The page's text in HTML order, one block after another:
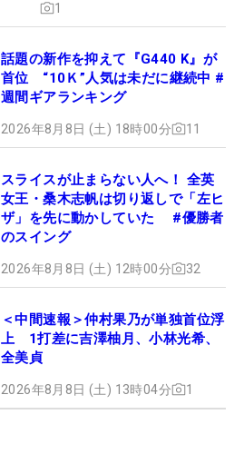
1
話題の新作を抑えて『G440 K』が
首位 “10Ｋ”人気は未だに継続中 #
週間ギアランキング
2026年8月8日 (土) 18時00分 11
スライスが止まらない人へ！ 全英
女王・桑木志帆は切り返しで「左ヒ
ザ」を先に動かしていた #優勝者
のスイング
2026年8月8日 (土) 12時00分 32
＜中間速報＞仲村果乃が単独首位浮
上 1打差に吉澤柚月、小林光希、
全美貞
2026年8月8日 (土) 13時04分 1